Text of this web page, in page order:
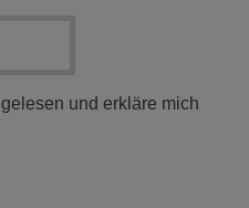
gelesen und erkläre mich